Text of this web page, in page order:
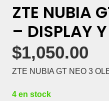
ZTE NUBIA
– DISPLAY
$1,050.00
ZTE NUBIA GT NEO 3
4 en stock